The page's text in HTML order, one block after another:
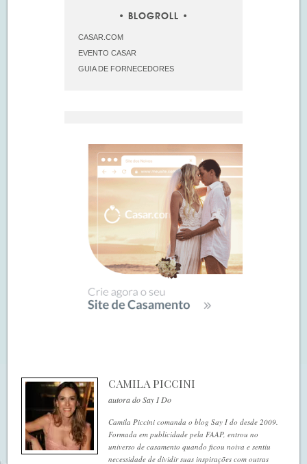
BLOGROLL
CASAR.COM
EVENTO CASAR
GUIA DE FORNECEDORES
CAMILA PICCINI
autora do Say I Do
Camila Piccini comanda o blog Say I do desde 2009.
Formada em publicidade pela FAAP, entrou no
universo de casamento quando ficou noiva e sentiu
necessidade de dividir suas inspirações com outras